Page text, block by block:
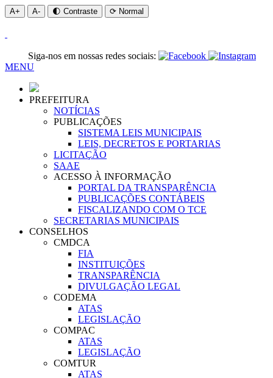
A+ A- 🌓 Contraste ⟳ Normal
Siga-nos em nossas redes sociais:
MENU
PREFEITURA
NOTÍCIAS
PUBLICAÇÕES
SISTEMA LEIS MUNICIPAIS
LEIS, DECRETOS E PORTARIAS
LICITAÇÃO
SAAE
ACESSO À INFORMAÇÃO
PORTAL DA TRANSPARÊNCIA
PUBLICAÇÕES CONTÁBEIS
FISCALIZANDO COM O TCE
SECRETARIAS MUNICIPAIS
CONSELHOS
CMDCA
FIA
INSTITUIÇÕES
TRANSPARÊNCIA
DIVULGAÇÃO LEGAL
CODEMA
ATAS
LEGISLAÇÃO
COMPAC
ATAS
LEGISLAÇÃO
COMTUR
ATAS